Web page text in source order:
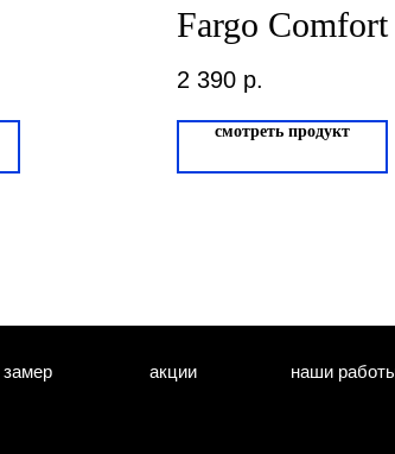
Fargo
Мартовский
89015-003
2 390 р.
смотреть продукт
замер акции наши